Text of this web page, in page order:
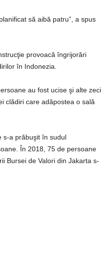
să aibă patru”, a spus
provoacă îngrijorări
în Indonezia.
au fost ucise şi alte zeci
clădiri care adăpostea o sală
s-a prăbuşit în sudul
În 2018, 75 de persoane
Bursei de Valori din Jakarta s-